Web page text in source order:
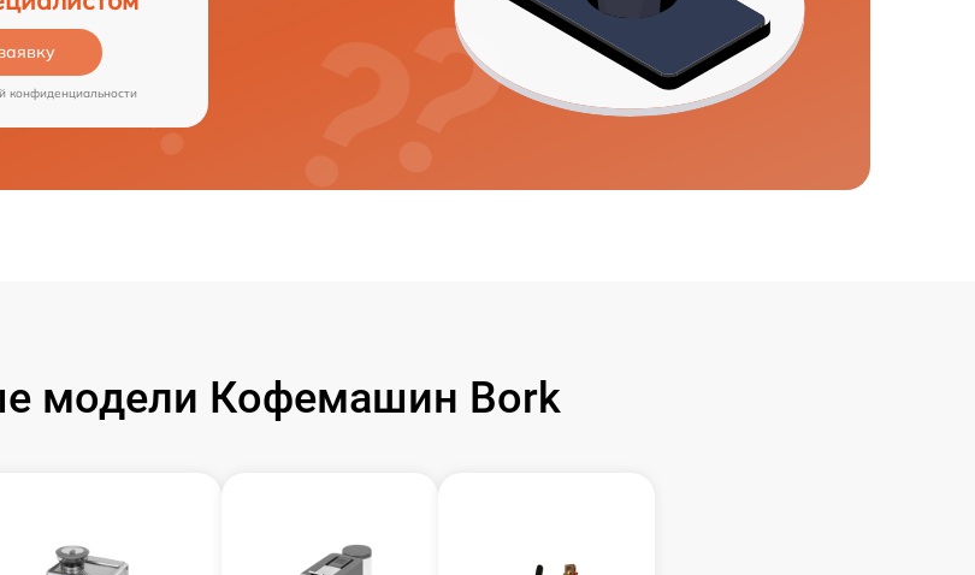
конфиденциальности
модели Кофемашин Bork